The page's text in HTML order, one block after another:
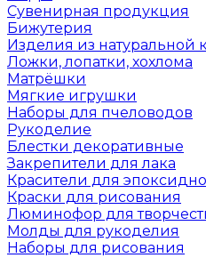
Сувенирная продукция
Бижутерия
Изделия из натуральной
Ложки, лопатки, хохлома
Матрёшки
Мягкие игрушки
Наборы для пчеловодов
Рукоделие
Блестки декоративные
Закрепители для лака
Красители для
Краски для рисования
Люминофор для
Молды для рукоделия
Наборы для рисования